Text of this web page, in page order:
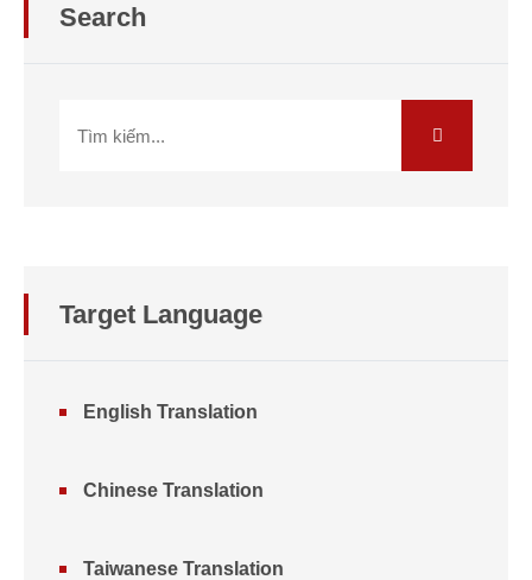
Search
Target Language
English Translation
Chinese Translation
Taiwanese Translation